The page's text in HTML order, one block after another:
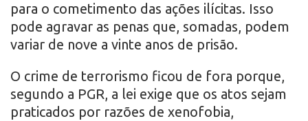
para o cometimento das ações ilícitas. Isso
pode agravar as penas que, somadas, podem
variar de nove a vinte anos de prisão.
O crime de terrorismo ficou de fora porque,
segundo a PGR, a lei exige que os atos sejam
praticados por razões de xenofobia,